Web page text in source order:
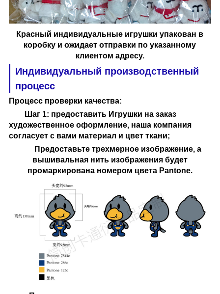
Красный индивидуальные игрушки упакован в
коробку и ожидает отправки по указанному
клиентом адресу.
Индивидуальный производственный
процесс
Процесс проверки качества:
Шаг 1: предоставить Игрушки на заказ
художественное оформление, наша компания
согласует с вами материал и цвет ткани;
Предоставьте трехмерное изображение, а
вышивальная нить изображения будет
промаркирована номером цвета Pantone.